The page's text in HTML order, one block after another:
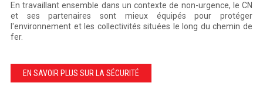
En travaillant ensemble dans un contexte de non-urgence, le CN
et ses partenaires sont mieux équipés pour protéger
l'environnement et les collectivités situées le long du chemin de
fer.
EN SAVOIR PLUS SUR LA SÉCURITÉ